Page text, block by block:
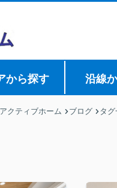
から探す 沿線
クティブホーム ブログ タ